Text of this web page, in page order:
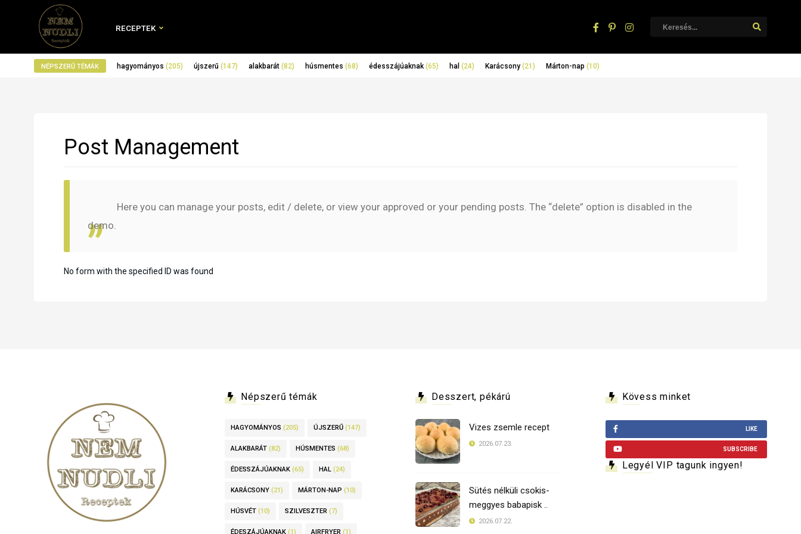
RECEPTEK
NÉPSZERŰ TÉMÁK hagyományos (205) újszerű (147) alakbarát (82) húsmentes (68) édesszájúaknak (65) hal (24) Karácsony (21) Márton-nap (10)
Post Management
Here you can manage your posts, edit / delete, or view your approved or your pending posts. The “delete” option is disabled in the
demo.
No form with the specified ID was found
Népszerű témák
HAGYOMÁNYOS (205) ÚJSZERŰ(147)
ALAKBARÁT(82) HÚSMENTES (68)
ÉDESSZÁJÚAKNAK(65) HAL (24)
KARÁCSONY(21) MÁRTON-NAP (10)
HÚSVÉT(10) SZILVESZTER (7)
ÉDESZÁJÚAKNAK(1) AIRFRYER (1)
Desszert, pékárú
Vizes zsemle recept
2026.07.23.
Sütés nélküli csokis-
meggyes babapisk ..
2026.07.22.
Kövess minket
LIKE
SUBSCRIBE
Legyél VIP tagunk ingyen!